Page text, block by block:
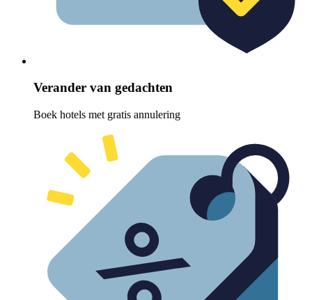
Verander van gedachten
Boek hotels met gratis annulering